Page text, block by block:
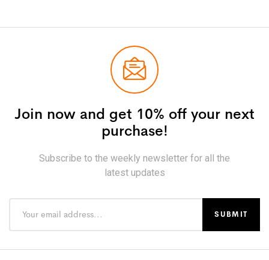
Join now and get 10% off your next
purchase!
Subscribe to the weekly newsletter for all the
latest updates